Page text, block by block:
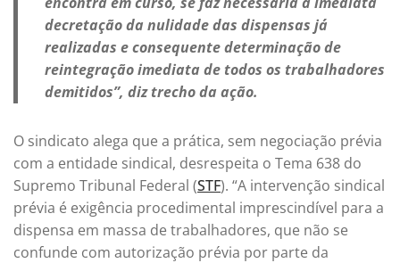
decretação da nulidade das dispensas já
realizadas e consequente determinação de
reintegração imediata de todos os trabalhadores
demitidos”, diz trecho da ação.
O sindicato alega que a prática, sem negociação prévia
com a entidade sindical, desrespeita o Tema 638 do
Supremo Tribunal Federal (STF). “A intervenção sindical
prévia é exigência procedimental imprescindível para a
dispensa em massa de trabalhadores, que não se
confunde com autorização prévia por parte da